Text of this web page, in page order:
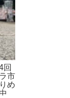
回
市
め